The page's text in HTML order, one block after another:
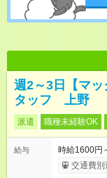
週2～3日【マ
タッフ 上野
派遣 職種未経験OK
給与
時給1600円
交通費別